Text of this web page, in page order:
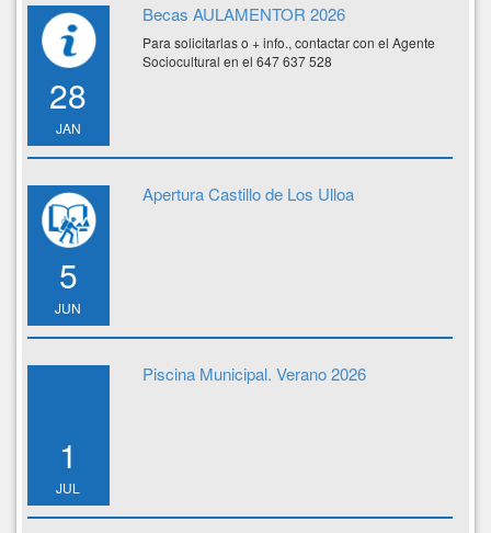
28
JAN
Becas AULAMENTOR 2026
Para solicitarlas o + info., contactar con el Agente
Sociocultural en el 647 637 528
5
JUN
Apertura Castillo de Los Ulloa
1
JUL
Piscina Municipal. Verano 2026